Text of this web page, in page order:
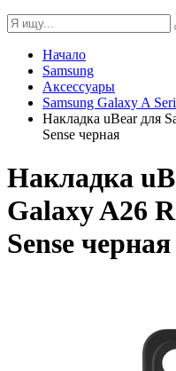
Начало
Samsung
Аксессуары
Samsung Galaxy A
Накладка uBear для
Sense черная
Накладка
Galaxy A26
Sense черная